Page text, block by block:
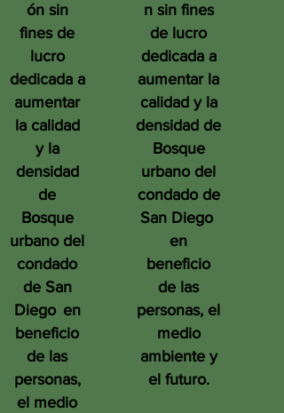
ón sin
fines de
lucro
dedicada a
aumentar
la calidad
y la
densidad
de
Bosque
urbano del
condado
de San
Diego en
beneficio
de las
personas,
el medio
n sin fines
de lucro
dedicada a
aumentar la
calidad y la
densidad de
Bosque
urbano del
condado de
San Diego
en
beneficio
de las
personas, el
medio
ambiente y
el futuro.